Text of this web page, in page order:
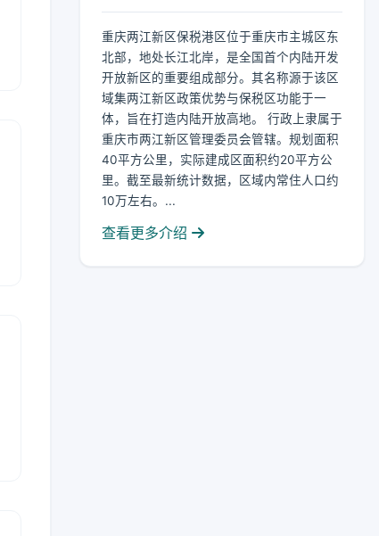
重庆两江新区保税港区位于重庆市主城区东
北部，地处长江北岸，是全国首个内陆开发
开放新区的重要组成部分。其名称源于该区
域集两江新区政策优势与保税区功能于一
体，旨在打造内陆开放高地。 行政上隶属于
重庆市两江新区管理委员会管辖。规划面积
40平方公里，实际建成区面积约20平方公
里。截至最新统计数据，区域内常住人口约
10万左右。...
查看更多介绍